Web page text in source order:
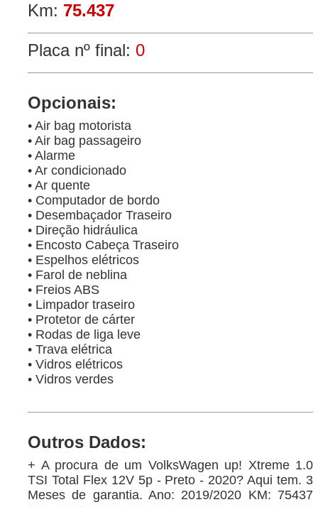
Km: 75.437
Placa nº final: 0
Opcionais:
• Air bag motorista
• Air bag passageiro
• Alarme
• Ar condicionado
• Ar quente
• Computador de bordo
• Desembaçador Traseiro
• Direção hidráulica
• Encosto Cabeça Traseiro
• Espelhos elétricos
• Farol de neblina
• Freios ABS
• Limpador traseiro
• Protetor de cárter
• Rodas de liga leve
• Trava elétrica
• Vidros elétricos
• Vidros verdes
Outros Dados:
+ A procura de um VolksWagen up! Xtreme 1.0
TSI Total Flex 12V 5p - Preto - 2020? Aqui tem. 3
Meses de garantia. Ano: 2019/2020 KM: 75437